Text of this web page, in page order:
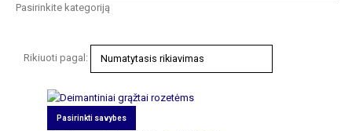
Pasirinkite kategoriją
Rikiuoti pagal:
Pasirinkti savybes